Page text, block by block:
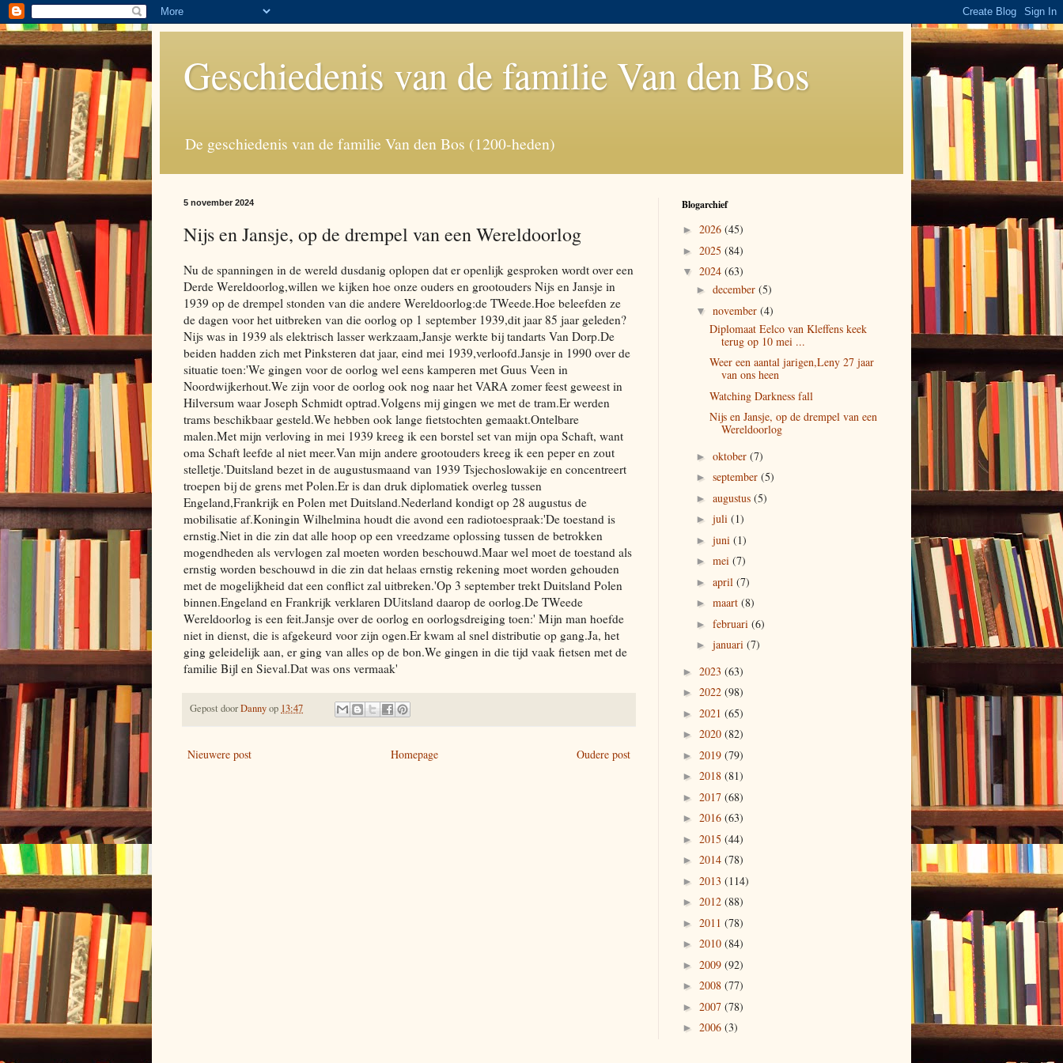
Geschiedenis van de familie Van den Bos
De geschiedenis van de familie Van den Bos (1200-heden)
5 november 2024
Nijs en Jansje, op de drempel van een Wereldoorlog
Nu de spanningen in de wereld dusdanig oplopen dat er openlijk gesproken wordt over een
Derde Wereldoorlog,willen we kijken hoe onze ouders en grootouders Nijs en Jansje in
1939 op de drempel stonden van die andere Wereldoorlog:de TWeede.Hoe beleefden ze
de dagen voor het uitbreken van die oorlog op 1 september 1939,dit jaar 85 jaar geleden?
Nijs was in 1939 als elektrisch lasser werkzaam,Jansje werkte bij tandarts Van Dorp.De
beiden hadden zich met Pinksteren dat jaar, eind mei 1939,verloofd.Jansje in 1990 over de
situatie toen:'We gingen voor de oorlog wel eens kamperen met Guus Veen in
Noordwijkerhout.We zijn voor de oorlog ook nog naar het VARA zomer feest geweest in
Hilversum waar Joseph Schmidt optrad.Volgens mij gingen we met de tram.Er werden
trams beschikbaar gesteld.We hebben ook lange fietstochten gemaakt.Ontelbare
malen.Met mijn verloving in mei 1939 kreeg ik een borstel set van mijn opa Schaft, want
oma Schaft leefde al niet meer.Van mijn andere grootouders kreeg ik een peper en zout
stelletje.'Duitsland bezet in de augustusmaand van 1939 Tsjechoslowakije en concentreert
troepen bij de grens met Polen.Er is dan druk diplomatiek overleg tussen
Engeland,Frankrijk en Polen met Duitsland.Nederland kondigt op 28 augustus de
mobilisatie af.Koningin Wilhelmina houdt die avond een radiotoespraak:'De toestand is
ernstig.Niet in die zin dat alle hoop op een vreedzame oplossing tussen de betrokken
mogendheden als vervlogen zal moeten worden beschouwd.Maar wel moet de toestand als
ernstig worden beschouwd in die zin dat helaas ernstig rekening moet worden gehouden
met de mogelijkheid dat een conflict zal uitbreken.'Op 3 september trekt Duitsland Polen
binnen.Engeland en Frankrijk verklaren DUitsland daarop de oorlog.De TWeede
Wereldoorlog is een feit.Jansje over de oorlog en oorlogsdreiging toen:' Mijn man hoefde
niet in dienst, die is afgekeurd voor zijn ogen.Er kwam al snel distributie op gang.Ja, het
ging geleidelijk aan, er ging van alles op de bon.We gingen in die tijd vaak fietsen met de
familie Bijl en Sieval.Dat was ons vermaak'
Gepost doorDannyop 13:47
Nieuwere post Oudere post
Homepage
Blogarchief
► 2026 (45)
► 2025 (84)
▼ 2024 (63)
► december (5)
▼ november (4)
Diplomaat Eelco van Kleffens keek
terug op 10 mei ...
Weer een aantal jarigen,Leny 27 jaar
van ons heen
Watching Darkness fall
Nijs en Jansje, op de drempel van een
Wereldoorlog
► oktober (7)
► september (5)
► augustus (5)
► juli (1)
► juni (1)
► mei (7)
► april (7)
► maart (8)
► februari (6)
► januari (7)
► 2023 (63)
► 2022 (98)
► 2021 (65)
► 2020 (82)
► 2019 (79)
► 2018 (81)
► 2017 (68)
► 2016 (63)
► 2015 (44)
► 2014 (78)
► 2013 (114)
► 2012 (88)
► 2011 (78)
► 2010 (84)
► 2009 (92)
► 2008 (77)
► 2007 (78)
► 2006 (3)